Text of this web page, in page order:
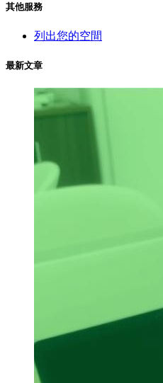
其他服務
列出您的空間
最新文章